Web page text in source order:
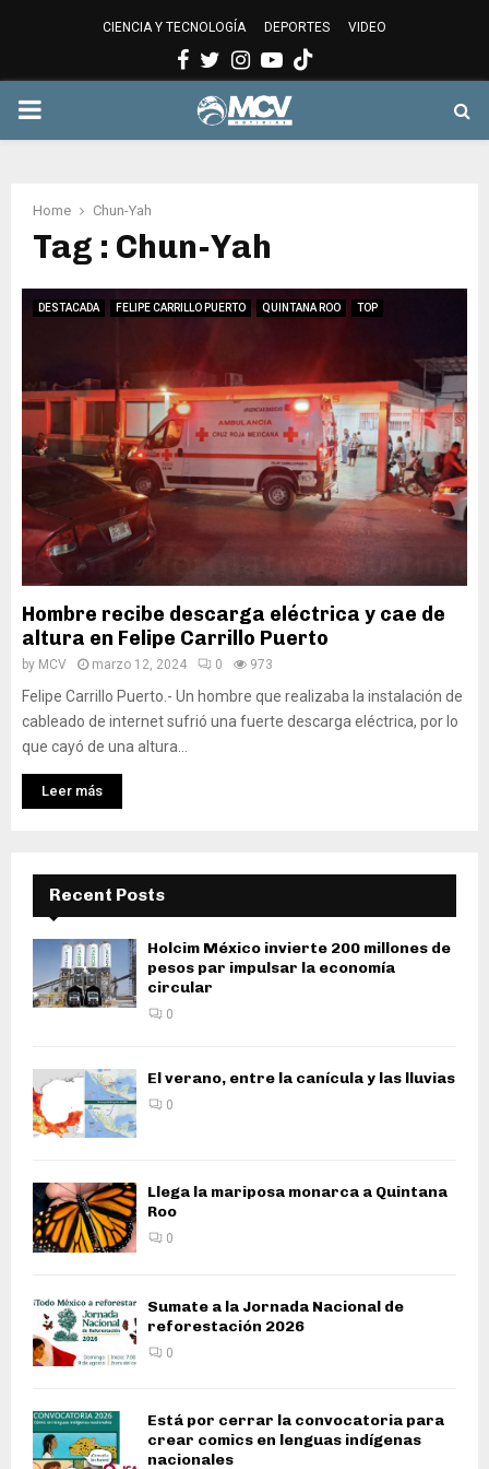
CIENCIA Y TECNOLOGÍA DEPORTES VIDEO
Facebook
Twitter
Instagram
Youtube
PRIMARY
Home Chun-Yah
Tag : Chun-Yah
DESTACADA FELIPE CARRILLO PUERTO QUINTANA ROO TOP
Hombre recibe descarga eléctrica y cae de
altura en Felipe Carrillo Puerto
by MCV marzo 12, 2024 0 973
Felipe Carrillo Puerto.- Un hombre que realizaba la instalación de
cableado de internet sufrió una fuerte descarga eléctrica, por lo
que cayó de una altura...
Leer más
Recent Posts
Holcim México invierte 200 millones de
pesos par impulsar la economía
circular
0
El verano, entre la canícula y las lluvias
0
Llega la mariposa monarca a Quintana
Roo
0
Sumate a la Jornada Nacional de
reforestación 2026
0
Está por cerrar la convocatoria para
crear comics en lenguas indígenas
nacionales